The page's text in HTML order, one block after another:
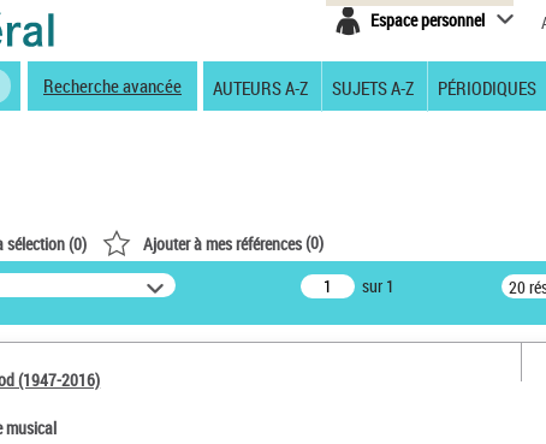
Espace personnel
Recherche avancée AUTEURS A-Z SUJETS A-Z PÉRIODIQUES
sélection (0) Ajouter à mes références(0)
sur 1 20
(1947-2016)
musical